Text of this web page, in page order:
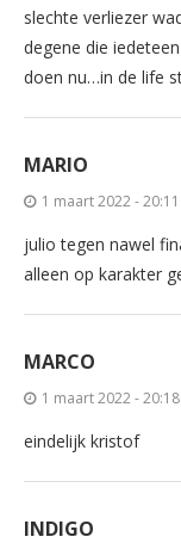
slechte verliezer
degene die
doen nu…in de life
MARIO
1 maart 2022 - 20:11
julio tegen nawel
alleen op karakter
MARCO
1 maart 2022 - 20:18
eindelijk kristof
INDIGO